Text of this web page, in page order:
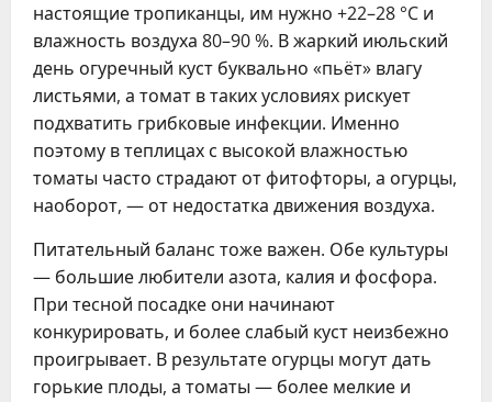
настоящие тропиканцы, им нужно +22–28 °C и
влажность воздуха 80–90 %. В жаркий июльский
день огуречный куст буквально «пьёт» влагу
листьями, а томат в таких условиях рискует
подхватить грибковые инфекции. Именно
поэтому в теплицах с высокой влажностью
томаты часто страдают от фитофторы, а огурцы,
наоборот, — от недостатка движения воздуха.
Питательный баланс тоже важен. Обе культуры
— большие любители азота, калия и фосфора.
При тесной посадке они начинают
конкурировать, и более слабый куст неизбежно
проигрывает. В результате огурцы могут дать
горькие плоды, а томаты — более мелкие и